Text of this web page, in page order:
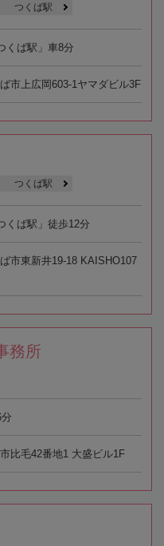
つくば駅
くば駅」車8分
市上広岡603-1ヤマダビル3F
つくば駅
くば駅」徒歩12分
市東新井19-18 KAISHO107
務所
比毛42番地1 大盛ビル1F